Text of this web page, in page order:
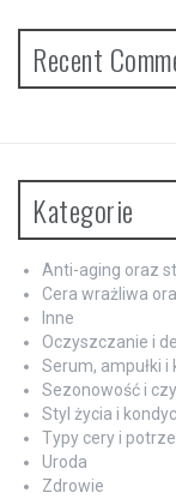
Recent
Kategorie
Anti-aging oraz
Cera wrażliwa
Inne
Oczyszczanie i
Serum, ampułki
Sezonowość i
Styl życia i
Typy cery i
Uroda
Zdrowie